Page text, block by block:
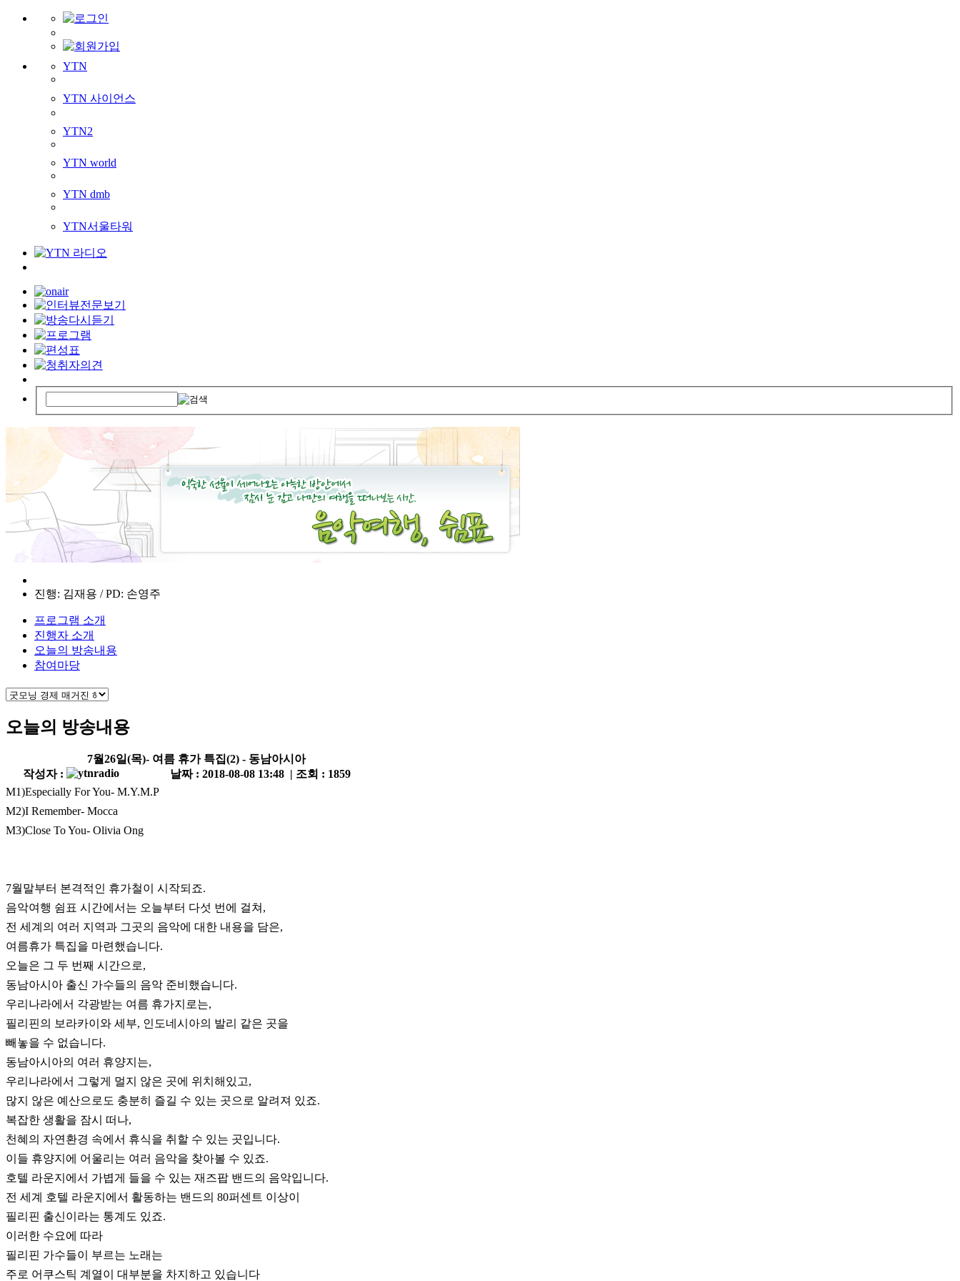
YTN
YTN 사이언스
YTN2
YTN world
YTN dmb
YTN서울타워
진행: 김재용 / PD: 손영주
프로그램 소개
진행자 소개
오늘의 방송내용
참여마당
오늘의 방송내용
7월26일(목)- 여름 휴가 특집(2) - 동남아시아
작성자 :
날짜 : 2018-08-08 13:48 | 조회 : 1859
M1)Especially For You- M.Y.M.P
M2)I Remember- Mocca
M3)Close To You- Olivia Ong
7월말부터 본격적인 휴가철이 시작되죠.
음악여행 쉼표 시간에서는 오늘부터 다섯 번에 걸쳐,
전 세계의 여러 지역과 그곳의 음악에 대한 내용을 담은,
여름휴가 특집을 마련했습니다.
오늘은 그 두 번째 시간으로,
동남아시아 출신 가수들의 음악 준비했습니다.
우리나라에서 각광받는 여름 휴가지로는,
필리핀의 보라카이와 세부, 인도네시아의 발리 같은 곳을
빼놓을 수 없습니다.
동남아시아의 여러 휴양지는,
우리나라에서 그렇게 멀지 않은 곳에 위치해있고,
많지 않은 예산으로도 충분히 즐길 수 있는 곳으로 알려져 있죠.
복잡한 생활을 잠시 떠나,
천혜의 자연환경 속에서 휴식을 취할 수 있는 곳입니다.
이들 휴양지에 어울리는 여러 음악을 찾아볼 수 있죠.
호텔 라운지에서 가볍게 들을 수 있는 재즈팝 밴드의 음악입니다.
전 세계 호텔 라운지에서 활동하는 밴드의 80퍼센트 이상이
필리핀 출신이라는 통계도 있죠.
이러한 수요에 따라
필리핀 가수들이 부르는 노래는
주로 어쿠스틱 계열이 대부분을 차지하고 있습니다